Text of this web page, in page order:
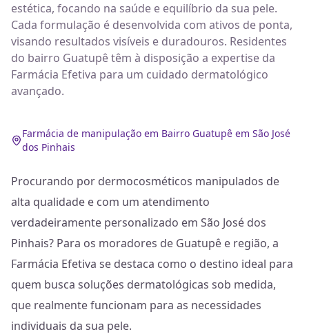
estética, focando na saúde e equilíbrio da sua pele.
Cada formulação é desenvolvida com ativos de ponta,
visando resultados visíveis e duradouros. Residentes
do bairro Guatupê têm à disposição a expertise da
Farmácia Efetiva para um cuidado dermatológico
avançado.
Farmácia de manipulação em Bairro Guatupê em São José
dos Pinhais
Procurando por dermocosméticos manipulados de
alta qualidade e com um atendimento
verdadeiramente personalizado em São José dos
Pinhais? Para os moradores de Guatupê e região, a
Farmácia Efetiva se destaca como o destino ideal para
quem busca soluções dermatológicas sob medida,
que realmente funcionam para as necessidades
individuais da sua pele.